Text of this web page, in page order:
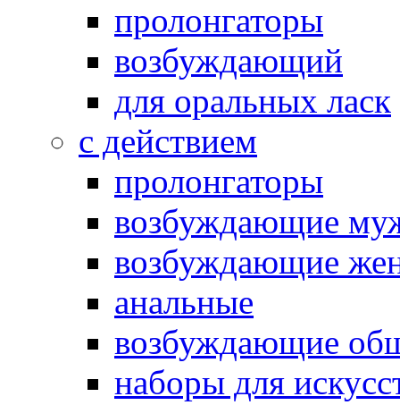
пролонгаторы
возбуждающий
для оральных ласк
с действием
пролонгаторы
возбуждающие
возбуждающие
анальные
возбуждающие
наборы для